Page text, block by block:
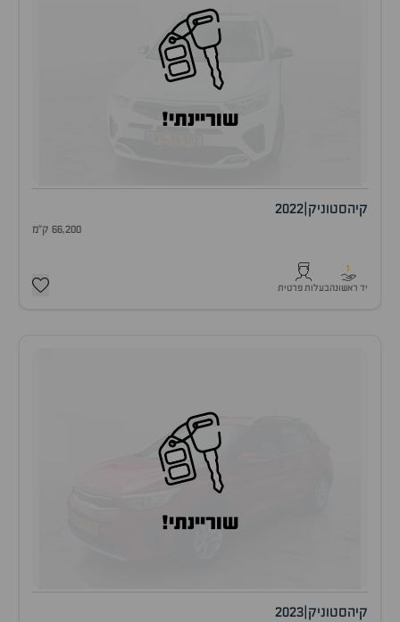
שוריינתי!
קיהסטוניק 2022
66,200 ק"מ
1
יד ראשונהבעלות פרטית
שוריינתי!
קיהסטוניק 2023